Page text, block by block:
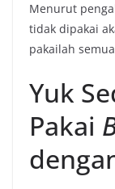
Menurut
tidak dipakai
pakailah
Yuk
Pakai